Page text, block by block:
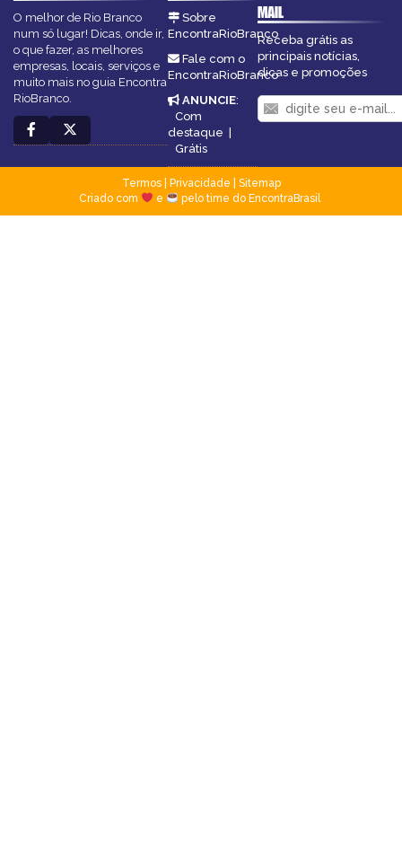
O melhor de Rio Branco
num só lugar! Dicas, onde ir,
o que fazer, as melhores
empresas, locais, serviços e
muito mais no guia Encontra
RioBranco.
Sobre
EncontraRioBranco
Fale com o
EncontraRioBranco
ANUNCIE:
Com
destaque |
Grátis
MAIL
Receba grátis as
principais notícias,
dicas e promoções
Termos| Privacidade
Sitemap
Criado com
e pelo time do EncontraBrasil